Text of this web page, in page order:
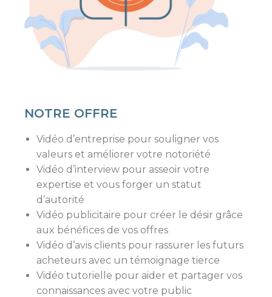
NOTRE OFFRE
Vidéo d’entreprise pour souligner vos
valeurs et améliorer votre notoriété
Vidéo d’interview pour asseoir votre
expertise et vous forger un statut
d’autorité
Vidéo publicitaire pour créer le désir grâce
aux bénéfices de vos offres
Vidéo d’avis clients pour rassurer les futurs
acheteurs avec un témoignage tierce
Vidéo tutorielle pour aider et partager vos
connaissances avec votre public